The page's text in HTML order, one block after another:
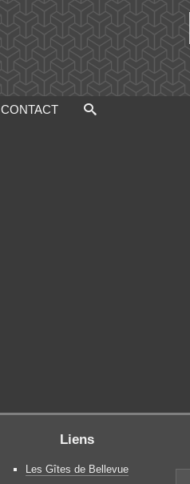
CONTACT
Liens
Les Gîtes de Bellevue